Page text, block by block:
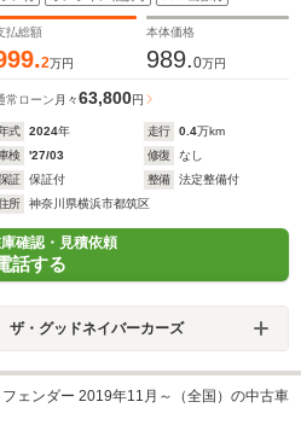
シートヒーター デジタルイ
ドキャリパー
払総額
2万円
本体価格
989.0万円
常ローン 月々63,800円
式 2024年 走行 0.4万km
検
'27/03 修復
なし
証
保証付 整備
法定整備付
所
神奈川県横浜市都筑区
確認・見積依頼
話する
・グッドネイバーカーズ
ェンダー 2019年11月～（全国）の中古車